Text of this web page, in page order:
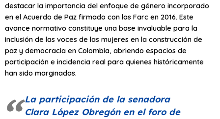
destacar la importancia del enfoque de género incorporado
en el Acuerdo de Paz firmado con las Farc en 2016. Este
avance normativo constituye una base invaluable para la
inclusión de las voces de las mujeres en la construcción de
paz y democracia en Colombia, abriendo espacios de
participación e incidencia real para quienes históricamente
han sido marginadas.
La participación de la senadora
Clara López Obregón en el foro de